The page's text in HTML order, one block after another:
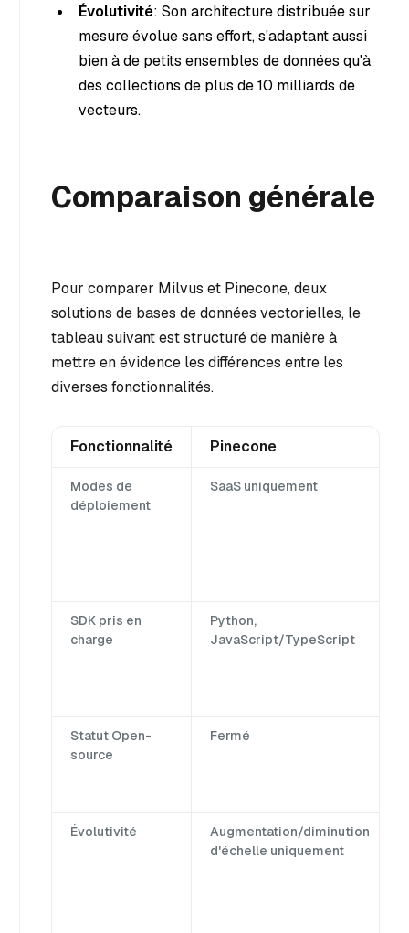
Évolutivité: Son architecture distribuée sur
mesure évolue sans effort, s'adaptant aussi
bien à de petits ensembles de données qu'à
des collections de plus de 10 milliards de
vecteurs.
Comparaison générale
Pour comparer Milvus et Pinecone, deux
solutions de bases de données vectorielles, le
tableau suivant est structuré de manière à
mettre en évidence les différences entre les
diverses fonctionnalités.
Fonctionnalité Pinecone
Modes de
déploiement
SaaS uniquement
SDK pris en
charge
Python,
JavaScript/TypeScript
Statut Open-
source
Fermé
Évolutivité
Augmentation/diminution
d'échelle uniquement